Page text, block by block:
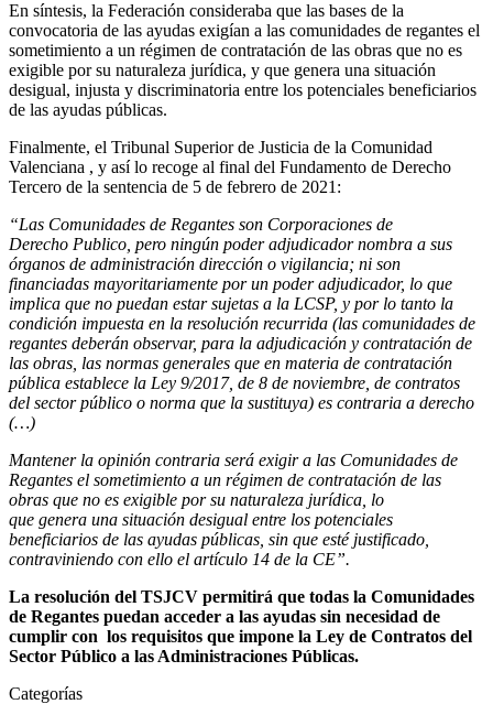
En síntesis, la Federación consideraba que las bases de la
convocatoria de las ayudas exigían a las comunidades de regantes el
sometimiento a un régimen de contratación de las obras que no es
exigible por su naturaleza jurídica, y que genera una situación
desigual, injusta y discriminatoria entre los potenciales beneficiarios
de las ayudas públicas.
Finalmente, el Tribunal Superior de Justicia de la Comunidad
Valenciana , y así lo recoge al final del Fundamento de Derecho
Tercero de la sentencia de 5 de febrero de 2021:
“Las Comunidades de Regantes son Corporaciones de
Derecho Publico, pero ningún poder adjudicador nombra a sus
órganos de administración dirección o vigilancia; ni son
financiadas mayoritariamente por un poder adjudicador, lo que
implica que no puedan estar sujetas a la LCSP, y por lo tanto la
condición impuesta en la resolución recurrida (las comunidades de
regantes deberán observar, para la adjudicación y contratación de
las obras, las normas generales que en materia de contratación
pública establece la Ley 9/2017, de 8 de noviembre, de contratos
del sector público o norma que la sustituya) es contraria a derecho
(…)
Mantener la opinión contraria será exigir a las Comunidades de
Regantes el sometimiento a un régimen de contratación de las
obras que no es exigible por su naturaleza jurídica, lo
que genera una situación desigual entre los potenciales
beneficiarios de las ayudas públicas, sin que esté justificado,
contraviniendo con ello el artículo 14 de la CE”.
La resolución del TSJCV permitirá que todas la Comunidades
de Regantes puedan acceder a las ayudas sin necesidad de
cumplir con los requisitos que impone la Ley de Contratos del
Sector Público a las Administraciones Públicas.
Categorías